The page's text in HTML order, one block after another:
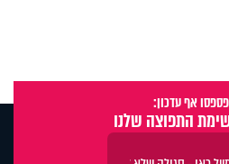
אף עדכון:
התפוצה שלנו